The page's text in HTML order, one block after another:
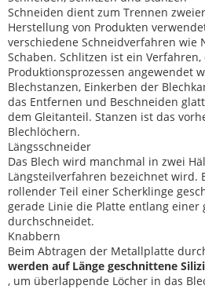
Schneiden dient zum Trennen
Herstellung von Produkten
verschiedene Schneidverfahren wie
Schaben. Schlitzen ist ein
Produktionsprozessen angewendet
Blechstanzen, Einkerben der
das Entfernen und Beschneiden
dem Gleitanteil. Stanzen ist das
Blechlöchern.
Längsschneider
Das Blech wird manchmal in zwei
Längsteilverfahren bezeichnet wird.
rollender Teil einer Scherklinge
gerade Linie die Platte entlang einer
durchschneidet.
Knabbern
Beim Abtragen der Metallplatte
werden auf Länge geschnittene
, um überlappende Löcher in das